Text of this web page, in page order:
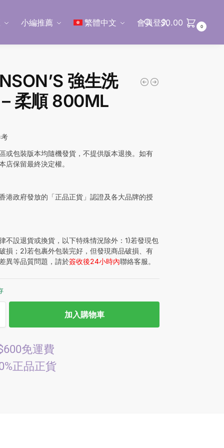
小編推薦 繁體中文 會員登入
$0.00 0
強生洗
柔順 800ML
或包裝版本均隨機發貨，不提供版本退換。如有
店保留最終決定權。
港政府發放的「正品正貨」認證及各大品牌的授
不設退貨或換貨，以下特殊情況除外：1)若發現包
損；2)若包裹外包裝完好，但發現商品破損、有
異等品質問題，請於簽收後24小時內聯絡客服。
加入購物車
免運費
正品正貨